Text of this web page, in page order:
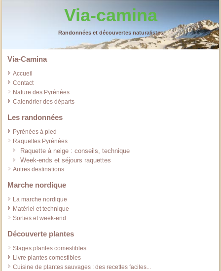
Via-camina
Randonnées et découvertes naturalistes
Via-Camina
Accueil
Contact
Nature des Pyrénées
Calendrier des départs
Les randonnées
Pyrénées à pied
Raquettes Pyrénées
Raquette à neige : conseils, technique
Week-ends et séjours raquettes
Autres destinations
Marche nordique
La marche nordique
Matériel et technique
Sorties et week-end
Découverte plantes
Stages plantes comestibles
Livre plantes comestibles
Cuisine de plantes sauvages : des recettes faciles...